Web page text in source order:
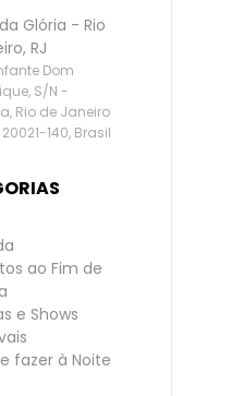
Glória - Rio
RJ
Dom
S/N -
Rio de Janeiro
140, Brasil
ao Fim de
e Shows
fazer à Noite